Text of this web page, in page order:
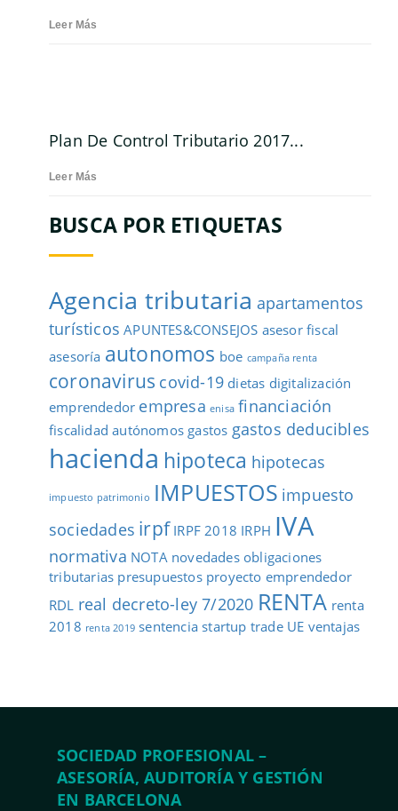
Leer Más
Plan De Control Tributario 2017...
Leer Más
BUSCA POR ETIQUETAS
Agencia tributaria apartamentos
turísticos APUNTES&CONSEJOS asesor fiscal
asesoría autonomos boe campaña renta
coronavirus covid-19 dietas digitalización
emprendedor empresa enisa financiación
fiscalidad autónomos gastos gastos deducibles
hacienda hipoteca hipotecas
impuesto patrimonio IMPUESTOS impuesto
sociedades irpf IRPF 2018 IRPH IVA
normativa NOTA novedades obligaciones
tributarias presupuestos proyecto emprendedor
RDL real decreto-ley 7/2020 RENTA renta
2018 renta 2019 sentencia startup trade UE ventajas
SOCIEDAD PROFESIONAL –
ASESORÍA, AUDITORÍA Y GESTIÓN
EN BARCELONA